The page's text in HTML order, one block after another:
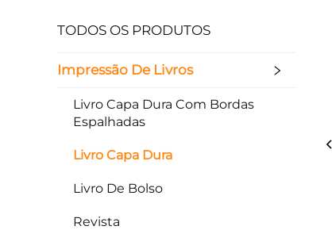
TODOS OS PRODUTOS
Impressão De Livros
Livro Capa Dura Com Bordas
Espalhadas
Livro Capa Dura
Livro De Bolso
Revista